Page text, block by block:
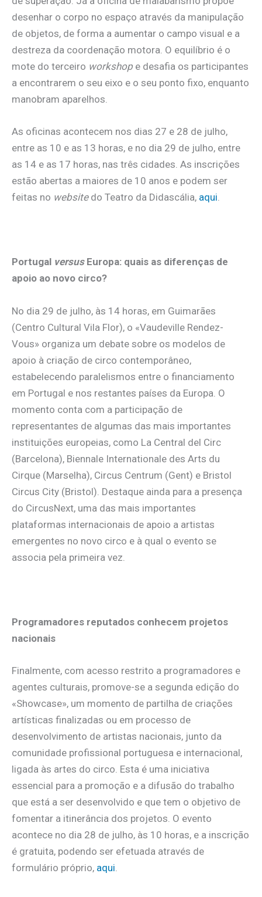
desenhar o corpo no espaço através da manipulação
de objetos, de forma a aumentar o campo visual e a
destreza da coordenação motora. O equilíbrio é o
mote do terceiro workshop e desafia os participantes
a encontrarem o seu eixo e o seu ponto fixo, enquanto
manobram aparelhos.
As oficinas acontecem nos dias 27 e 28 de julho,
entre as 10 e as 13 horas, e no dia 29 de julho, entre
as 14 e as 17 horas, nas três cidades. As inscrições
estão abertas a maiores de 10 anos e podem ser
feitas no websitedo Teatro da Didascália, aqui
Portugal versusEuropa: quais as diferenças de
apoio ao novo circo?
No dia 29 de julho, às 14 horas, em Guimarães
(Centro Cultural Vila Flor), o «Vaudeville Rendez-
Vous» organiza um debate sobre os modelos de
apoio à criação de circo contemporâneo,
estabelecendo paralelismos entre o financiamento
em Portugal e nos restantes países da Europa. O
momento conta com a participação de
representantes de algumas das mais importantes
instituições europeias, como La Central del Circ
(Barcelona), Biennale Internationale des Arts du
Cirque (Marselha), Circus Centrum (Gent) e Bristol
Circus City (Bristol). Destaque ainda para a presença
do CircusNext, uma das mais importantes
plataformas internacionais de apoio a artistas
emergentes no novo circo e à qual o evento se
associa pela primeira vez.
Programadores reputados conhecem projetos
nacionais
Finalmente, com acesso restrito a programadores e
agentes culturais, promove-se a segunda edição do
«Showcase», um momento de partilha de criações
artísticas finalizadas ou em processo de
desenvolvimento de artistas nacionais, junto da
comunidade profissional portuguesa e internacional,
ligada às artes do circo. Esta é uma iniciativa
essencial para a promoção e a difusão do trabalho
que está a ser desenvolvido e que tem o objetivo de
fomentar a itinerância dos projetos. O evento
acontece no dia 28 de julho, às 10 horas, e a inscrição
é gratuita, podendo ser efetuada através de
formulário próprio, aqui.